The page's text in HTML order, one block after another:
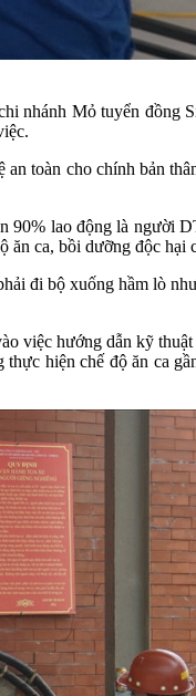
nhánh Mỏ tuyển đồng
toàn cho chính bản
90% lao động là người
ca, bồi dưỡng độc hại
đi bộ xuống hầm lò
việc hướng dẫn kỹ
hiện chế độ ăn ca